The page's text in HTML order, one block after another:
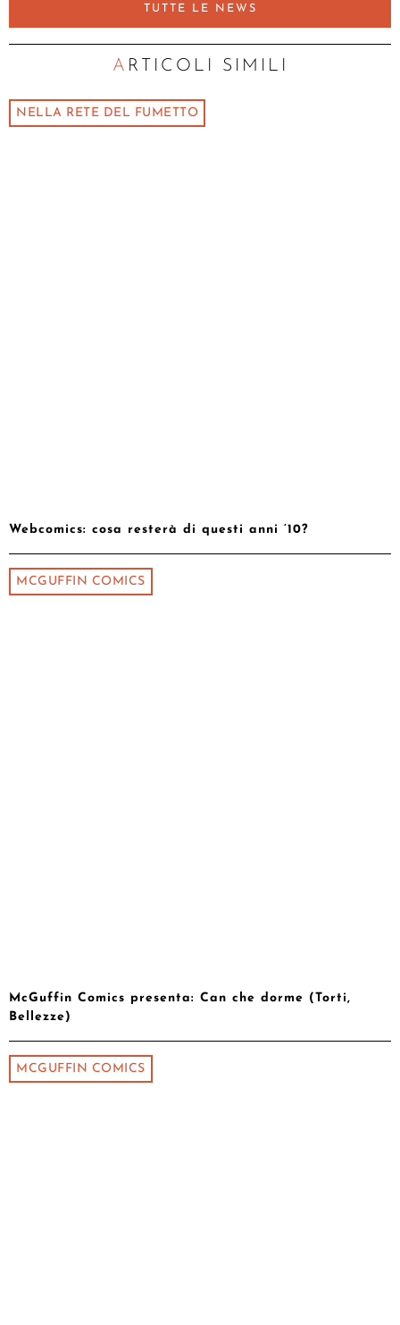
TUTTE LE NEWS
ARTICOLI SIMILI
NELLA RETE DEL FUMETTO
Webcomics: cosa resterà di questi anni ’10?
MCGUFFIN COMICS
McGuffin Comics presenta: Can che dorme (Torti,
Bellezze)
MCGUFFIN COMICS